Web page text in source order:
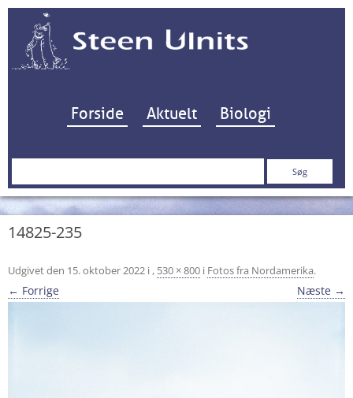
Hop til indhold
Forside Aktuelt Biologi
Søg
14825-235
Udgivet den 15. oktober 2022 i , 530 × 800 i Fotos fra Nordamerika.
← Forrige Næste →